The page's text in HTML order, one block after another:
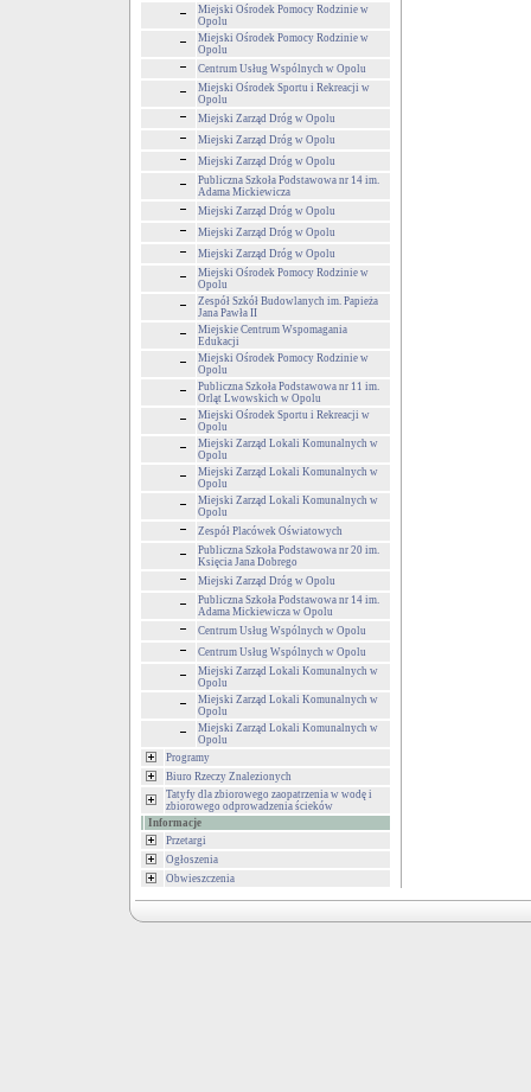
Miejski Ośrodek Pomocy Rodzinie w
Opolu
Miejski Ośrodek Pomocy Rodzinie w
Opolu
Centrum Usług Wspólnych w Opolu
Miejski Ośrodek Sportu i Rekreacji w
Opolu
Miejski Zarząd Dróg w Opolu
Miejski Zarząd Dróg w Opolu
Miejski Zarząd Dróg w Opolu
Publiczna Szkoła Podstawowa nr 14 im.
Adama Mickiewicza
Miejski Zarząd Dróg w Opolu
Miejski Zarząd Dróg w Opolu
Miejski Zarząd Dróg w Opolu
Miejski Ośrodek Pomocy Rodzinie w
Opolu
Zespół Szkół Budowlanych im. Papieża
Jana Pawła II
Miejskie Centrum Wspomagania
Edukacji
Miejski Ośrodek Pomocy Rodzinie w
Opolu
Publiczna Szkoła Podstawowa nr 11 im.
Orląt Lwowskich w Opolu
Miejski Ośrodek Sportu i Rekreacji w
Opolu
Miejski Zarząd Lokali Komunalnych w
Opolu
Miejski Zarząd Lokali Komunalnych w
Opolu
Miejski Zarząd Lokali Komunalnych w
Opolu
Zespół Placówek Oświatowych
Publiczna Szkoła Podstawowa nr 20 im.
Księcia Jana Dobrego
Miejski Zarząd Dróg w Opolu
Publiczna Szkoła Podstawowa nr 14 im.
Adama Mickiewicza w Opolu
Centrum Usług Wspólnych w Opolu
Centrum Usług Wspólnych w Opolu
Miejski Zarząd Lokali Komunalnych w
Opolu
Miejski Zarząd Lokali Komunalnych w
Opolu
Miejski Zarząd Lokali Komunalnych w
Opolu
Programy
Biuro Rzeczy Znalezionych
Tatyfy dla zbiorowego zaopatrzenia w wodę i
zbiorowego odprowadzenia ścieków
Informacje
Przetargi
Ogłoszenia
Obwieszczenia